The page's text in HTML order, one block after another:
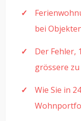
bei
Der Fehler,
grössere
Wie Sie in